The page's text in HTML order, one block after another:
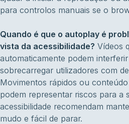
para controlos manuais se o
Quando é que o autoplay é
vista da acessibilidade? Vídeos
automaticamente podem
sobrecarregar utilizadores com
Movimentos rápidos ou
podem representar riscos para a
acessibilidade recomendam
mudo e fácil de parar.